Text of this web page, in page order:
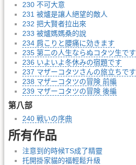
230 不可大意
231 被爐是讓人絕望的敵人
232 把大賢者拉出來
233 被爐媽媽桑的說
234 肩こりと腰痛に効きます
235 第二の人生ならぬコタツ生です
236 いよいよ冬休みの宿題です
237 マザーコタツさんの旅立ちです
238 マザーコタツの冒険 前編
239 マザーコタツの冒険 後編
第八部
240 戦いの序曲
所有作品
注意到的時候TS成了精靈
托開掛家貓的福輕鬆升級